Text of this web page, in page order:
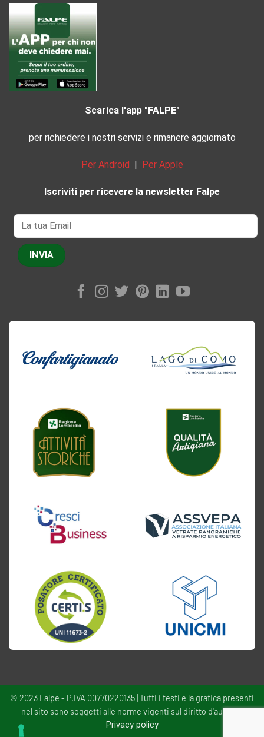
Scarica l'app "FALPE"
per richiedere i nostri servizi e rimanere aggiornato
Per Android | Per Apple
Iscriviti per ricevere la newsletter Falpe
© 2023 Falpe - P.IVA 00770220135 | Tutti i testi e la grafica presenti
nel sito sono soggetti alle norme vigenti sul diritto d'autore -
Privacy policy